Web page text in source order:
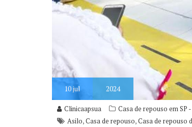
10jul 2024
Clinicaapsua
Casa de repouso em SP
Asilo,Casa de repouso,Casa de repouso